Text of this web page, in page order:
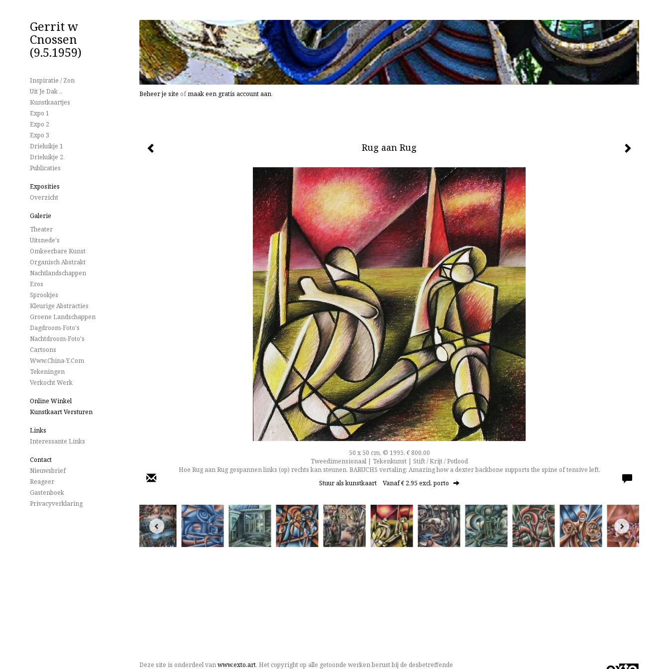
Beheer je site ofmaak een gratis account aan.
Rug aan Rug
50 x 50 cm, © 1995, € 800,00
Tweedimensionaal | Tekenkunst | Stift / Krijt / Potlood
Hoe Rug aan Rug gespannen links (op) rechts kan steunen. BARUCHS vertaling: Amazing how a dexter backbone supports the spine of tensive left.
Stuur als kunstkaart Vanaf € 2,95 excl. porto
Gerrit w
Cnossen
(9.5.1959)
Inspiratie / Zon
Uit Je Dak ..
Kunstkaartjes
Expo 1
Expo 2
Expo 3
Drieluikje 1
Drieluikje 2.
Publicaties
Exposities
Overzicht
Galerie
Theater
Uitsnede's
Omkeerbare Kunst
Organisch Abstrakt
Nachtlandschappen
Eros
Sprookjes
Kleurige Abstracties
Groene Landschappen
Dagdroom-Foto's
Nachtdroom-Foto's
Cartoons
Www.China-Y.com
Tekeningen
Verkocht Werk
Online Winkel
Kunstkaart Versturen
Links
Interessante Links
Contact
Nieuwsbrief
Reageer
Gastenboek
Privacyverklaring
Deze site is onderdeel vanwww.exto.art. Het copyright op alle getoonde werken berust bij de desbetreffende